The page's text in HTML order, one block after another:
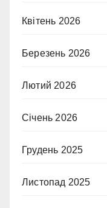
Квітень 2026
Березень 2026
Лютий 2026
Січень 2026
Грудень 2025
Листопад 2025